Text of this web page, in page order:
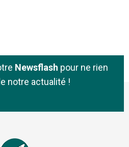
Newsflash pour ne rien
notre actualité !